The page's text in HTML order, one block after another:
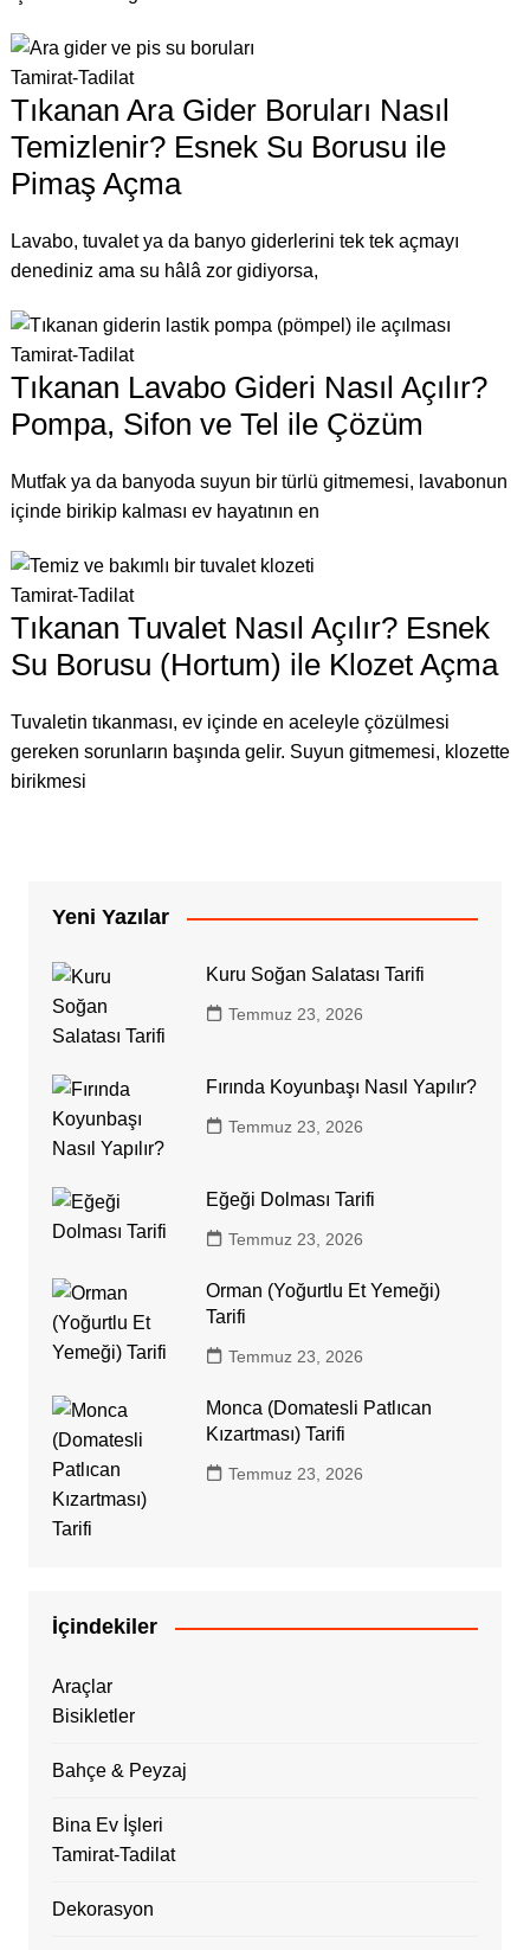
Tamirat-Tadilat
Tıkanan Ara Gider Boruları Nasıl
Temizlenir? Esnek Su Borusu ile
Pimaş Açma
Lavabo, tuvalet ya da banyo giderlerini tek tek açmayı
denediniz ama su hâlâ zor gidiyorsa,
Tamirat-Tadilat
Tıkanan Lavabo Gideri Nasıl Açılır?
Pompa, Sifon ve Tel ile Çözüm
Mutfak ya da banyoda suyun bir türlü gitmemesi, lavabonun
içinde birikip kalması ev hayatının en
Tamirat-Tadilat
Tıkanan Tuvalet Nasıl Açılır? Esnek
Su Borusu (Hortum) ile Klozet Açma
Tuvaletin tıkanması, ev içinde en aceleyle çözülmesi
gereken sorunların başında gelir. Suyun gitmemesi, klozette
birikmesi
Yeni Yazılar
Kuru Soğan Salatası Tarifi
Temmuz 23, 2026
Fırında Koyunbaşı Nasıl Yapılır?
Temmuz 23, 2026
Eğeği Dolması Tarifi
Temmuz 23, 2026
Orman (Yoğurtlu Et Yemeği)
Tarifi
Temmuz 23, 2026
Monca (Domatesli Patlıcan
Kızartması) Tarifi
Temmuz 23, 2026
İçindekiler
Araçlar
Bisikletler
Bahçe & Peyzaj
Bina Ev İşleri
Tamirat-Tadilat
Dekorasyon